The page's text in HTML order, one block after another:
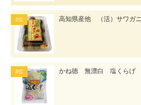
高知県産他 （活）サワガニ
かね徳 無漂白 塩くらげ